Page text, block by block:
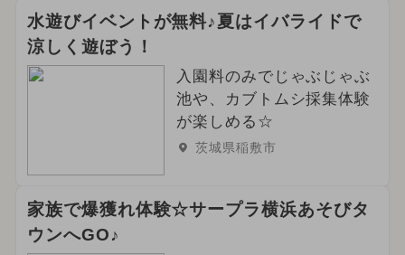
水遊びイベントが無料♪夏はイバライドで
涼しく遊ぼう！
入園料のみでじゃぶじゃぶ
池や、カブトムシ採集体験
が楽しめる☆
茨城県稲敷市
家族で爆獲れ体験☆サープラ横浜あそびタ
ウンへGO♪